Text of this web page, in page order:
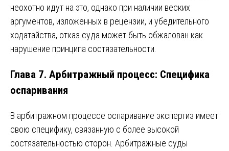
неохотно идут на это, однако при наличии веских
аргументов, изложенных в рецензии, и убедительного
ходатайства, отказ суда может быть обжалован как
нарушение принципа состязательности.
Глава 7. Арбитражный процесс: Специфика
оспаривания
В арбитражном процессе оспаривание экспертиз имеет
свою специфику, связанную с более высокой
состязательностью сторон. Арбитражные суды